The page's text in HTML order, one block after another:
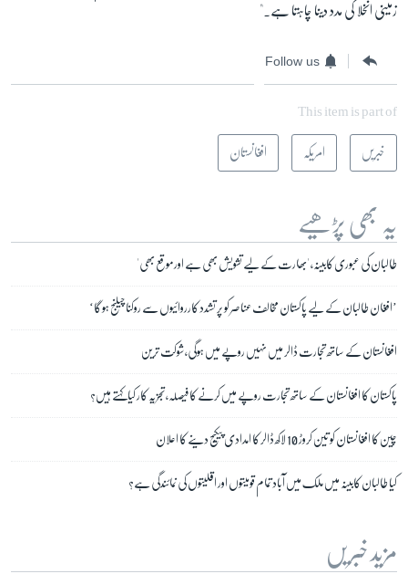
زمینی انخلا کی مدد دینا چاہتا ہے۔"
Follow us
This item is part of
خبریں امریکہ افغانستان
یہ بھی پڑھیے
طالبان کی عبوری کابینہ، 'بھارت کے لیے تشویش بھی ہے اور موقع بھی'
’افغان طالبان کے لیے پاکستان مخالف عناصر کو پر تشدد کارروائیوں سے روکنا چیلنج ہو گا‘
افغانستان کے ساتھ تجارت ڈالر میں نہیں روپے میں ہوگی، شوکت ترین
پاکستان کا افغانستان کے ساتھ تجارت روپے میں کرنے کا فیصلہ، تجزیہ کار کیا کہتے ہیں؟
چین کا افغانستان کو تین کروڑ 10 لاکھ ڈالر کا امدادی پیکیج دینے کا اعلان
کیا طالبان کابینہ میں ملک میں آباد تمام قومیتوں اور اقلیتوں کی نمائندگی ہے؟
مزید خبریں